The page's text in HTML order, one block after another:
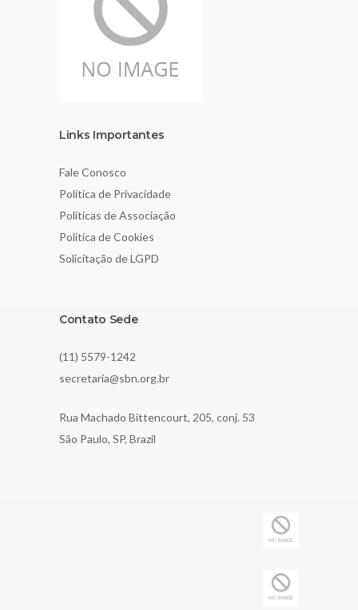
Links Importantes
Fale Conosco
Política de Privacidade
Políticas de Associação
Política de Cookies
Solicitação de LGPD
Contato Sede
(11) 5579-1242
secretaria@sbn.org.br
Rua Machado Bittencourt, 205, conj. 53
São Paulo, SP, Brazil